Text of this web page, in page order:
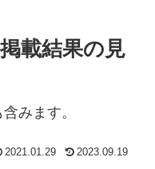
載結果の見
みます。
2021.01.29 2023.09.19